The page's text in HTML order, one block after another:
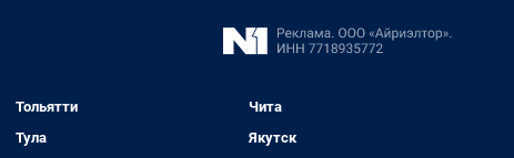
Тольятти
Тула
Чита
Якутск